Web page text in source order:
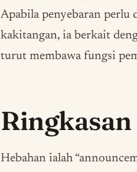
Apabila penyebaran perlu
kakitangan, ia berkait
turut membawa fungsi
Ringkasan
Hebahan ialah